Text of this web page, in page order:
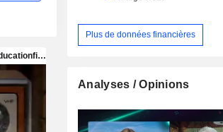
Plus de données financières
Analyses / Opinions